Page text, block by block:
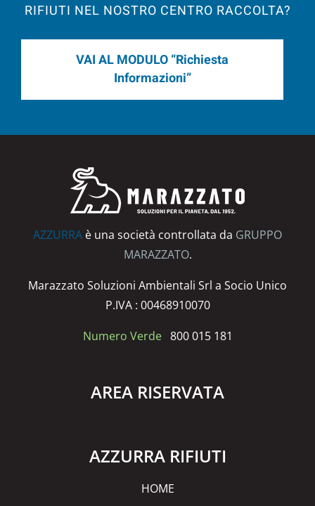
RIFIUTI NEL NOSTRO CENTRO RACCOLTA?
VAI AL MODULO “Richiesta
Informazioni”
AZZURRA è una società controllata da GRUPPO
MARAZZATO.
Marazzato Soluzioni Ambientali Srl a Socio Unico
P.IVA : 00468910070
Numero Verde800 015 181
AREA RISERVATA
AZZURRA RIFIUTI
HOME